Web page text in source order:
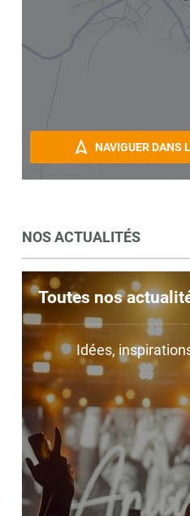
NAVIGUER DANS
NOS ACTUALITÉS
Toutes nos
Idées,